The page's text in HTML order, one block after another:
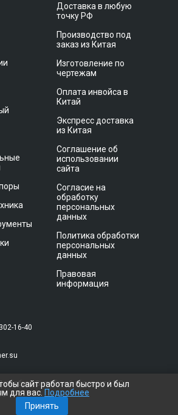
Доставка в любую
точку РФ
Производство под
заказ из Китая
Изготовление по
чертежам
Оплата инвойса в
Китай
Экспресс доставка
из Китая
Соглашение об
использовании
сайта
Согласие на
обработку
персональных
данных
Политика обработки
персональных
данных
Правовая
информация
16-40
Витебский проспект 11 С,
сайт работал быстро и был
для вас. Подробнее
Принять